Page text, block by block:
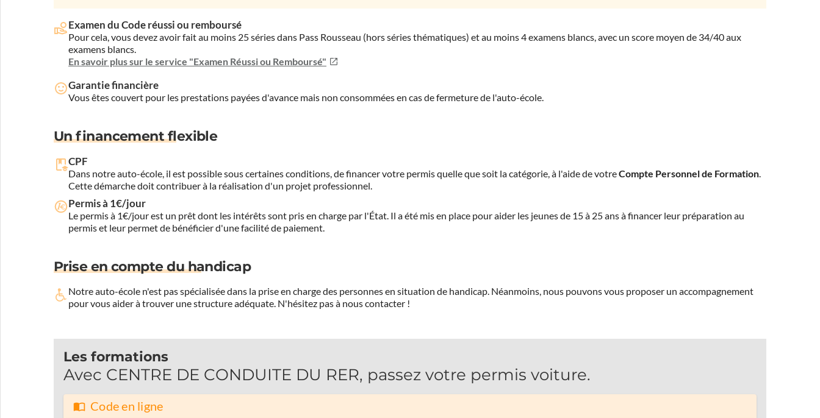
Examen du Code réussi ou remboursé
Pour cela, vous devez avoir fait au moins 25 séries dans Pass Rousseau (hors séries thématiques) et au moins 4 examens blancs, avec un score moyen de 34/40 aux
examens blancs.
En savoir plus sur le service "Examen Réussi ou Remboursé"
Garantie financière
Vous êtes couvert pour les prestations payées d'avance mais non consommées en cas de fermeture de l'auto-école.
Un financement flexible
CPF
Dans notre auto-école, il est possible sous certaines conditions, de financer votre permis quelle que soit la catégorie, à l'aide de votreCompte Personnel de Formation.
Cette démarche doit contribuer à la réalisation d'un projet professionnel.
Permis à 1€/jour
Le permis à 1€/jour est un prêt dont les intérêts sont pris en charge par l'État. Il a été mis en place pour aider les jeunes de 15 à 25 ans à financer leur préparation au
permis et leur permet de bénéficier d'une facilité de paiement.
Prise en compte du handicap
Notre auto-école n'est pas spécialisée dans la prise en charge des personnes en situation de handicap. Néanmoins, nous pouvons vous proposer un accompagnement
pour vous aider à trouver une structure adéquate. N'hésitez pas à nous contacter !
Les formations
Avec CENTRE DE CONDUITE DU RER, passez votre permis voiture.
Code en ligne